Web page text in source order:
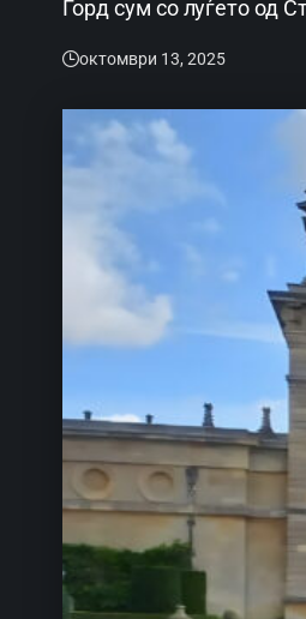
Горд сум со луѓето од
октомври 13, 2025